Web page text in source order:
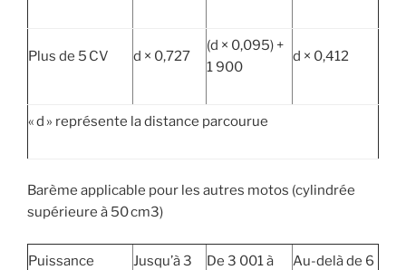
Plus de 5 CV d × 0,727
(d × 0,095) +
1 900
d × 0,412
« d » représente la distance parcourue
Barème applicable pour les autres motos (cylindrée
supérieure à 50 cm3)
Puissance
Jusqu’à 3
De 3 001 à
Au-delà de 6